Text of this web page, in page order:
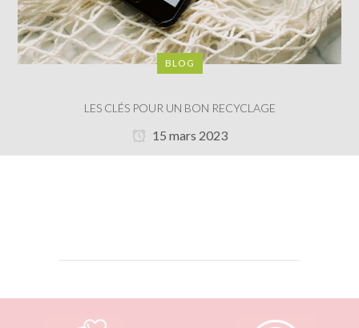
BLOG
LES CLÉS POUR UN BON RECYCLAGE
15 mars 2023